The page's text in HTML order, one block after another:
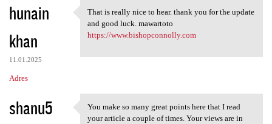
hunain
khan
11.01.2025
Adres
That is really nice to hear.
That is really nice to hear. thank you for the update
and good luck. mawartoto
https://www.bishopconnolly.com
shanu5 You make so many great points
You make so many great points here that I read
your article a couple of times. Your views are in